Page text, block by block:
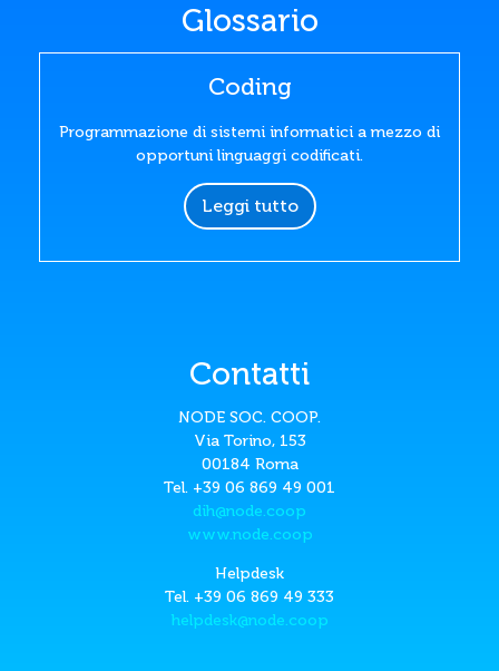
Glossario
Coding
Programmazione di sistemi informatici a mezzo di
opportuni linguaggi codificati.
Leggi tutto
Contatti
NODE SOC. COOP.
Via Torino, 153
00184 Roma
Tel. +39 06 869 49 001
dih@node.coop
www.node.coop
Helpdesk
Tel. +39 06 869 49 333
helpdesk@node.coop